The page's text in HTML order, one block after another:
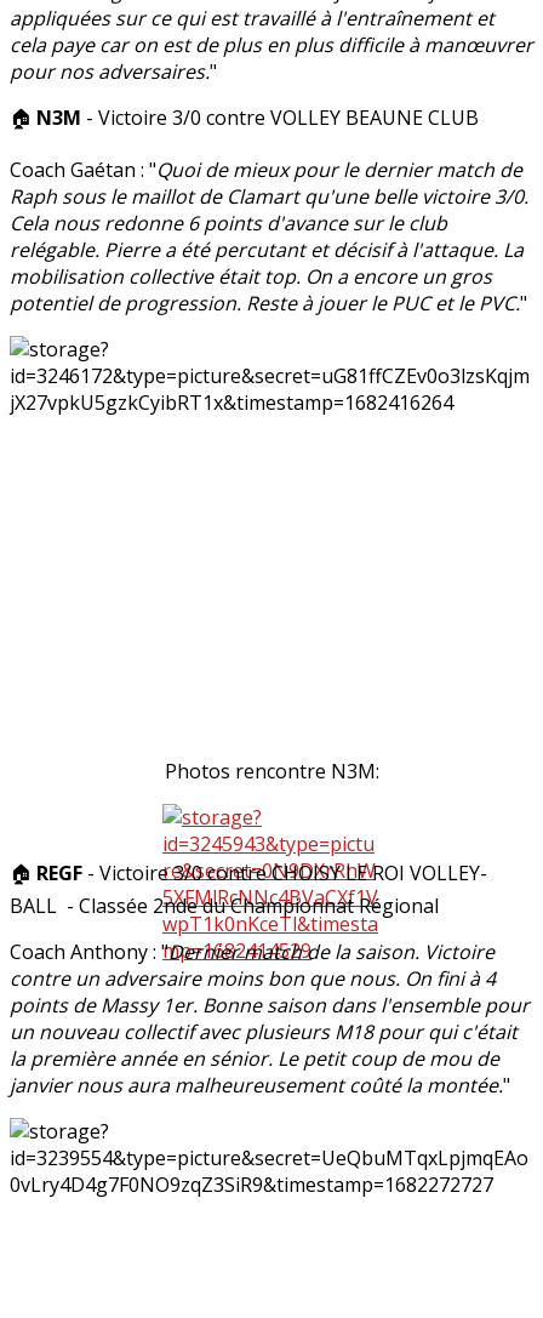
appliquées sur ce qui est travaillé à l'entraînement et
cela paye car on est de plus en plus difficile à manœuvrer
pour nos adversaires."
🏠 N3M - Victoire 3/0 contre VOLLEY BEAUNE CLUB
Coach Gaétan : "Quoi de mieux pour le dernier match de
Raph sous le maillot de Clamart qu'une belle victoire 3/0.
Cela nous redonne 6 points d'avance sur le club
relégable. Pierre a été percutant et décisif à l'attaque. La
mobilisation collective était top. On a encore un gros
potentiel de progression. Reste à jouer le PUC et le PVC."
Photos rencontre N3M:
🏠 REGF - Victoire 3/0 contre CHOISY LE ROI VOLLEY-
BALL - Classée 2nde du Championnat Régional
Coach Anthony : "Dernier match de la saison. Victoire
contre un adversaire moins bon que nous. On fini à 4
points de Massy 1er. Bonne saison dans l'ensemble pour
un nouveau collectif avec plusieurs M18 pour qui c'était
la première année en sénior. Le petit coup de mou de
janvier nous aura malheureusement coûté la montée."